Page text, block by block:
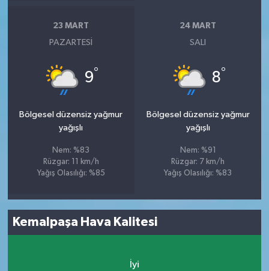
23 MART
PAZARTESI
9°
Bölgesel düzensiz yağmur
yağışlı
Nem: %83
Rüzgar: 11 km/h
Yağış Olasılığı: %85
24 MART
SALI
8°
Bölgesel düzensiz yağmur
yağışlı
Nem: %91
Rüzgar: 7 km/h
Yağış Olasılığı: %83
Kemalpaşa Hava Kalitesi
İyi